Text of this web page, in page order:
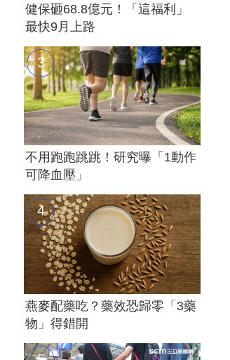
健保砸68.8億元！「這福利」
最快9月上路
不用跑跑跳跳！研究曝「1動作
可降血壓」
燕麥配藥吃？藥效恐歸零「3藥
物」得錯開